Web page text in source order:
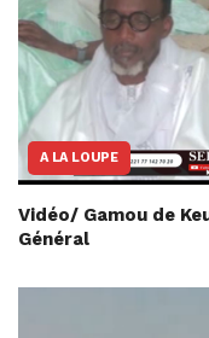
A LA LOUPE
Vidéo/ Gamou de
Général